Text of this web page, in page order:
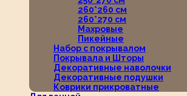
260*260 см
260*270 см
Махровые
Пикейные
Набор с покрывалом
Покрывала и Шторы
Декоративные наволочки
Декоративные подушки
Коврики прикроватные